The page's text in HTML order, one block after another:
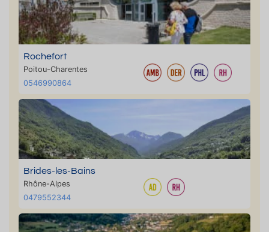
Rochefort
Poitou-Charentes
0546990864
Brides-les-Bains
Rhône-Alpes
0479552344